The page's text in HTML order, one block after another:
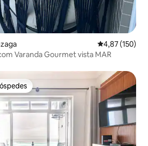
4,87 de uma
4,87 (150)
Varanda Gourmet vista MAR
preferidos dos hóspedes